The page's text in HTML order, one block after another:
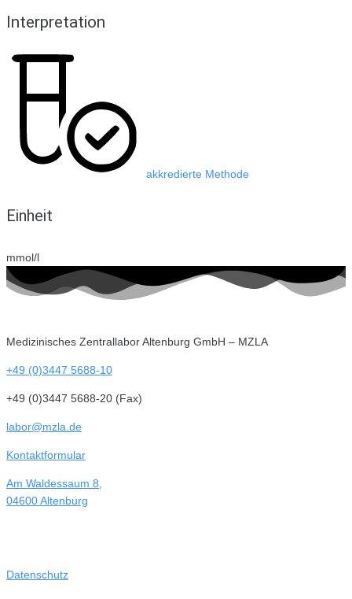
Interpretation
akkredierte Methode
Einheit
mmol/l
Medizinisches Zentrallabor Altenburg GmbH – MZLA
+49 (0)3447 5688-10
+49 (0)3447 5688-20 (Fax)
labor@mzla.de
Kontaktformular
Am Waldessaum 8,
04600 Altenburg
Datenschutz